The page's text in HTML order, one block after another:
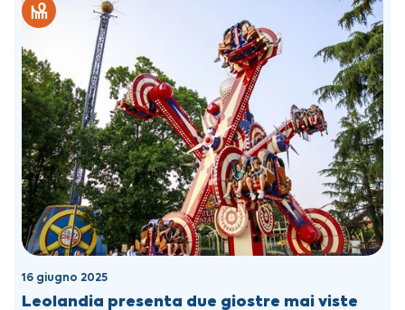
16 giugno 2025
Leolandia presenta due giostre mai viste